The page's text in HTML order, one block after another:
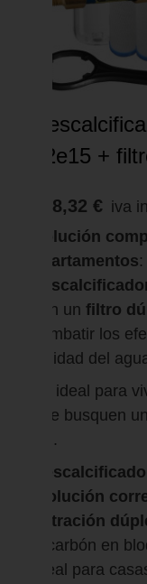
12e15 +
588,32 € iva
Solución
apartamentos
con un filtro
combatir los
calidad del
Es ideal para
que busquen
sal.
(solución
Filtración
+ carbón en
Ideal para